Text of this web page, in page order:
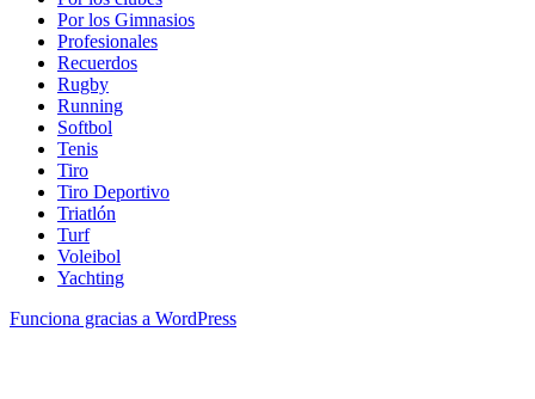
Por los Gimnasios
Profesionales
Recuerdos
Rugby
Running
Softbol
Tenis
Tiro
Tiro Deportivo
Triatlón
Turf
Voleibol
Yachting
Funciona gracias a WordPress